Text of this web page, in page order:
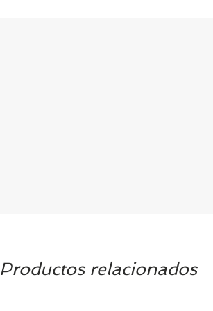
Productos relacionados